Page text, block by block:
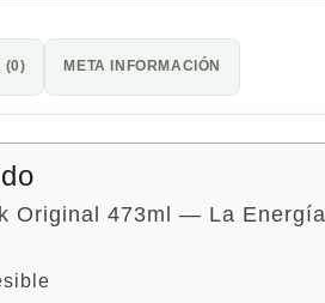
(0) META INFORMACIÓN
Original 473ml — La Energía